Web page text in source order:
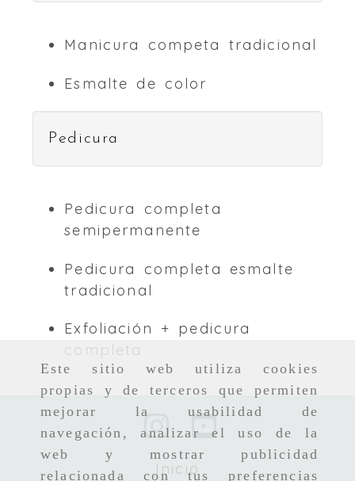
Este sitio web utiliza cookies
propias y de terceros que permiten
mejorar la usabilidad de
navegación, analizar el uso de la
web y mostrar publicidad
relacionada con tus preferencias
Manicura competa tradicional
Esmalte de color
Pedicura
Pedicura completa
semipermanente
Pedicura completa esmalte
tradicional
Exfoliación + pedicura
completa
Inicio